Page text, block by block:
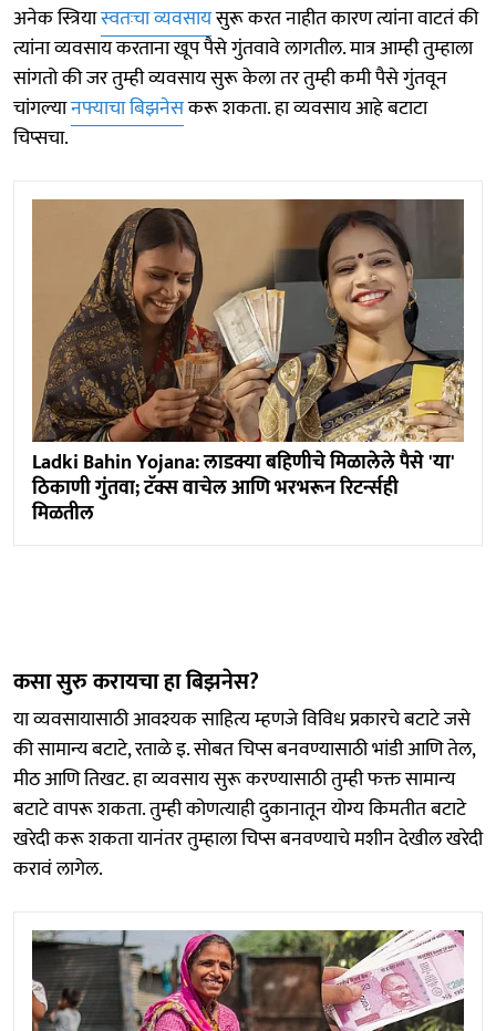
अनेक स्त्रियास्वतःचा व्यवसायसुरू करत नाहीत कारण त्यांना वाटतं की
त्यांना व्यवसाय करताना खूप पैसे गुंतवावे लागतील. मात्र आम्ही तुम्हाला
सांगतो की जर तुम्ही व्यवसाय सुरू केला तर तुम्ही कमी पैसे गुंतवून
चांगल्यानफ्याचा बिझनेसकरू शकता. हा व्यवसाय आहे बटाटा
चिप्सचा.
Ladki Bahin Yojana: लाडक्या बहिणीचे मिळालेले पैसे 'या'
ठिकाणी गुंतवा; टॅक्स वाचेल आणि भरभरून रिटर्न्सही
मिळतील
कसा सुरु करायचा हा बिझनेस?
या व्यवसायासाठी आवश्यक साहित्य म्हणजे विविध प्रकारचे बटाटे जसे
की सामान्य बटाटे, रताळे इ. सोबत चिप्स बनवण्यासाठी भांडी आणि तेल,
मीठ आणि तिखट. हा व्यवसाय सुरू करण्यासाठी तुम्ही फक्त सामान्य
बटाटे वापरू शकता. तुम्ही कोणत्याही दुकानातून योग्य किमतीत बटाटे
खरेदी करू शकता यानंतर तुम्हाला चिप्स बनवण्याचे मशीन देखील खरेदी
करावं लागेल.